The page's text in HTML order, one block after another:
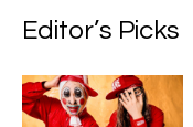
Editor’s Picks